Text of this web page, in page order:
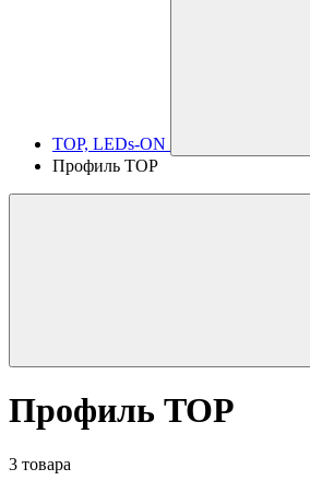
TOP, LEDs-ON
Профиль TOP
Профиль TOP
3 товара